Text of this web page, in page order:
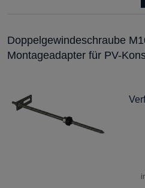
Doppelgewindeschraube
Montageadapter für PV-